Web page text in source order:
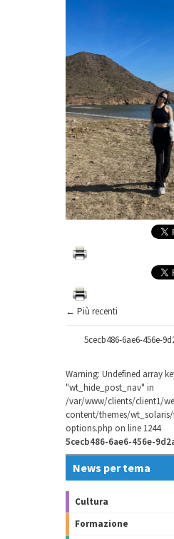
← Più recenti
5cecb486-6ae6-456e-
Warning: Undefined array
"wt_hide_post_nav" in
/var/www/clients/client1/
content/themes/wt_solaris/
options.php on line 1244
5cecb486-6ae6-456e-
News per tema
Cultura
Formazione